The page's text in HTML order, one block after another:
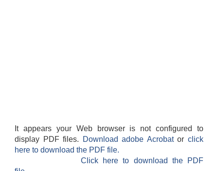
It appears your Web browser is not configured to
display PDF files.
Download adobe Acrobatorclick
here to download the PDF file.
Click here to download the PDF